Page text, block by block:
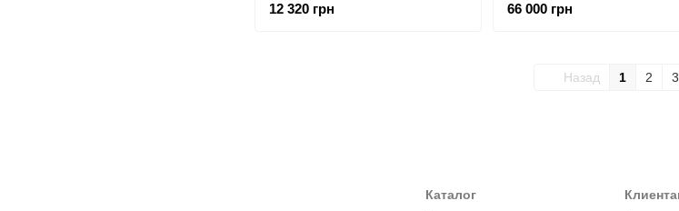
стендов HUNTER 20-2757-1
12 320 грн 66 000 грн
Назад 1 2 3
Каталог